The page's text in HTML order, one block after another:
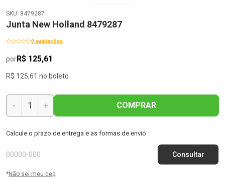
SKU: 8479287
Junta New Holland 8479287
0 avaliações
porR$ 125,61
R$ 125,61 no boleto
- + COMPRAR
Calcule o prazo de entrega e as formas de envio
*Não sei meu cep